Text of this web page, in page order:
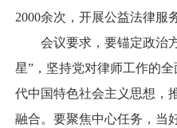
2000余次，开展公益法律服
会议要求，要锚定政治方
星”，坚持党对律师工作的
代中国特色社会主义思想，
融合。要聚焦中心任务，当